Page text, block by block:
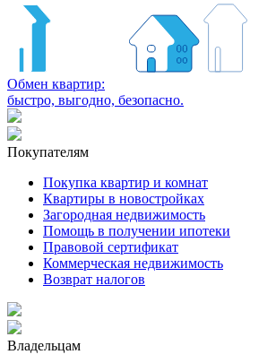
Обмен квартир:
быстро, выгодно, безопасно.
Покупателям
Покупка квартир и комнат
Квартиры в новостройках
Загородная недвижимость
Помощь в получении ипотеки
Правовой сертификат
Коммерческая недвижимость
Возврат налогов
Владельцам